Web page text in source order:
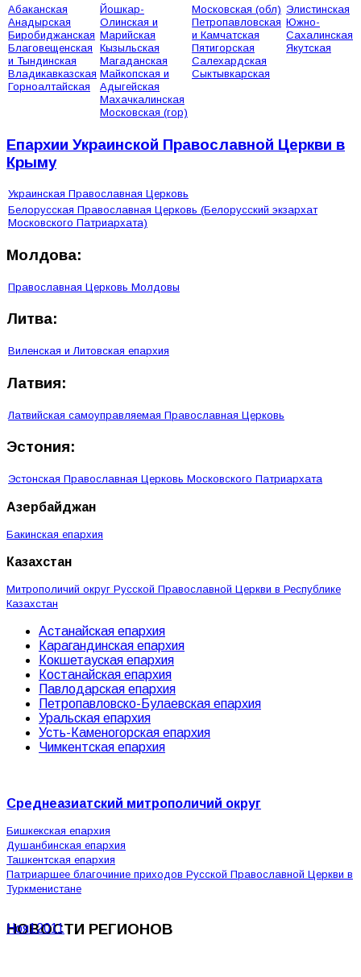
Абаканская
Анадырская
Биробиджанская
Благовещенская
и Тындинская
Владикавказская
Горноалтайская
Йошкар-
Олинская и
Марийская
Кызыльская
Магаданская
Майкопская и
Адыгейская
Махачкалинская
Московская (гор)
Московская (обл)
Петропавловская
и Камчатская
Пятигорская
Салехардская
Сыктывкарская
Элистинская
Южно-
Сахалинская
Якутская
Епархии Украинской Православной Церкви в
Крыму
Украинская Православная Церковь
Белорусская Православная Церковь (Белорусский экзархат
Московского Патриархата)
Молдова:
Православная Церковь Молдовы
Литва:
Виленская и Литовская епархия
Латвия:
Латвийская самоуправляемая Православная Церковь
Эстония:
Эстонская Православная Церковь Московского Патриархата
Азербайджан
Бакинская епархия
Казахстан
Митрополичий округ Русской Православной Церкви в Республике
Казахстан
Астанайская епархия
Карагандинская епархия
Кокшетауская епархия
Костанайская епархия
Павлодарская епархия
Петропавловско-Булаевская епархия
Уральская епархия
Усть-Каменогорская епархия
Чимкентская епархия
Среднеазиатский митрополичий округ
Бишкекская епархия
Душанбинская епархия
Ташкентская епархия
Патриаршее благочиние приходов Русской Православной Церкви в
Туркменистане
НОВОСТИ РЕГИОНОВ
Ноя12011